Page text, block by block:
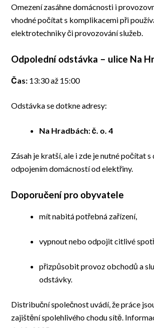
Omezení zasáhne domácnosti i
vhodné počítat s komplikacemi při
elektrotechniky či provozování služeb.
Odpolední odstávka – ulice Na
Čas: 13:30 až 15:00
Odstávka se dotkne adresy:
Na Hradbách: č. o. 4
Zásah je kratší, ale i zde je nutné počítat s
odpojením domácností od elektřiny.
Doporučení pro obyvatele
mít nabitá potřebná zařízení,
vypnout nebo odpojit citlivé
přizpůsobit provoz obchodů a
odstávky.
Distribuční společnost uvádí, že práce
zajištění spolehlivého chodu sítě.